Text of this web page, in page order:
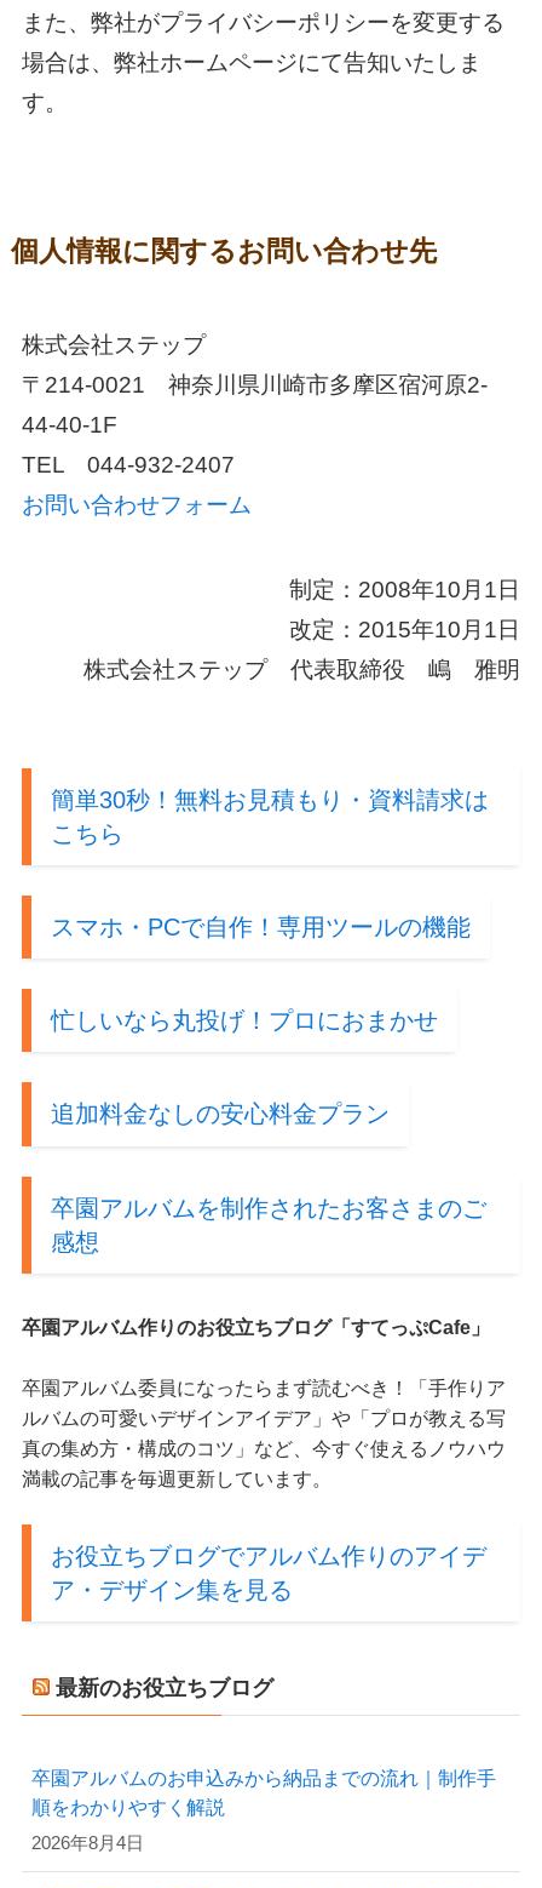
また、弊社がプライバシーポリシーを変更する
場合は、弊社ホームページにて告知いたしま
す。
個人情報に関するお問い合わせ先
株式会社ステップ
〒214-0021 神奈川県川崎市多摩区宿河原2-
44-40-1F
TEL 044-932-2407
お問い合わせフォーム
制定：2008年10月1日
改定：2015年10月1日
株式会社ステップ 代表取締役 嶋 雅明
簡単30秒！無料お見積もり・資料請求は
こちら
スマホ・PCで自作！専用ツールの機能
忙しいなら丸投げ！プロにおまかせ
追加料金なしの安心料金プラン
卒園アルバムを制作されたお客さまのご
感想
卒園アルバム作りのお役立ちブログ「すてっぷCafe」
卒園アルバム委員になったらまず読むべき！「手作りア
ルバムの可愛いデザインアイデア」や「プロが教える写
真の集め方・構成のコツ」など、今すぐ使えるノウハウ
満載の記事を毎週更新しています。
お役立ちブログでアルバム作りのアイデ
ア・デザイン集を見る
最新のお役立ちブログ
卒園アルバムのお申込みから納品までの流れ｜制作手
順をわかりやすく解説
2026年8月4日